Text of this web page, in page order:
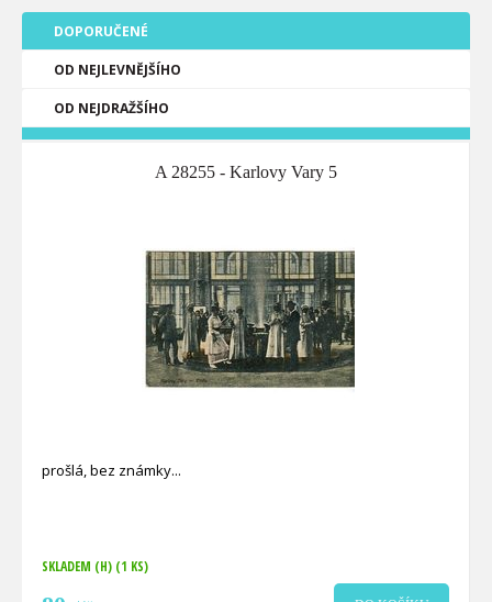
DOPORUČENÉ
OD NEJLEVNĚJŠÍHO
OD NEJDRAŽŠÍHO
A 28255 - Karlovy Vary 5
prošlá, bez známky
SKLADEM (H) (1 KS)